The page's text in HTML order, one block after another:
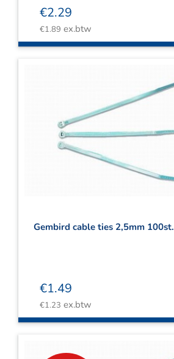
€2.29
€1.89 ex.btw
Gembird cable ties 2,5mm 100st.
€1.49
€1.23 ex.btw